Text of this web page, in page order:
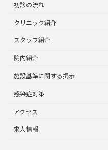
初診の流れ
クリニック紹介
スタッフ紹介
院内紹介
施設基準に関する掲示
感染症対策
アクセス
求人情報